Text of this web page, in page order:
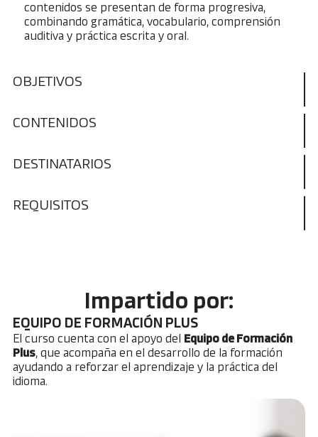
OBJETIVOS
CONTENIDOS
DESTINATARIOS
REQUISITOS
contenidos se presentan de forma progresiva,
combinando gramática, vocabulario, comprensión
auditiva y práctica escrita y oral.
Impartido por:
EQUIPO DE FORMACIÓN PLUS
El curso cuenta con el apoyo del
Equipo de Formación
Plus, que acompaña en el desarrollo de la formación
ayudando a reforzar el aprendizaje y la práctica del
idioma.